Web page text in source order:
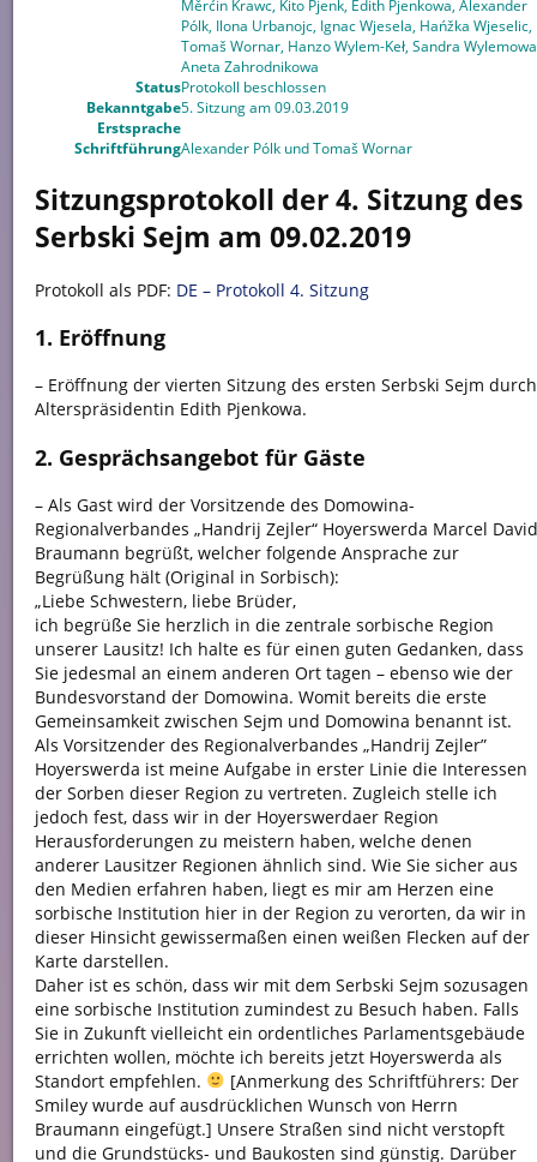
Měrćin Krawc, Kito Pjenk, Edith Pjenkowa, Alexander
Pólk, Ilona Urbanojc, Ignac Wjesela, Hańžka Wjeselic,
Tomaš Wornar, Hanzo Wylem-Keł, Sandra
Aneta Zahrodnikowa
StatusProtokoll beschlossen
Bekanntgabe5. Sitzung am 09.03.2019
Erstsprache
SchriftführungAlexander Pólk und Tomaš Wornar
Sitzungsprotokoll der 4. Sitzung des
Serbski Sejm am 09.02.2019
Protokoll als PDF: DE – Protokoll 4. Sitzung
1. Eröffnung
– Eröffnung der vierten Sitzung des ersten Serbski Sejm durch
Alterspräsidentin Edith Pjenkowa.
2. Gesprächsangebot für Gäste
– Als Gast wird der Vorsitzende des Domowina-
Regionalverbandes „Handrij Zejler“ Hoyerswerda Marcel David
Braumann begrüßt, welcher folgende Ansprache zur
Begrüßung hält (Original in Sorbisch):
„Liebe Schwestern, liebe Brüder,
ich begrüße Sie herzlich in die zentrale sorbische Region
unserer Lausitz! Ich halte es für einen guten Gedanken, dass
Sie jedesmal an einem anderen Ort tagen – ebenso wie der
Bundesvorstand der Domowina. Womit bereits die erste
Gemeinsamkeit zwischen Sejm und Domowina benannt ist.
Als Vorsitzender des Regionalverbandes „Handrij Zejler”
Hoyerswerda ist meine Aufgabe in erster Linie die Interessen
der Sorben dieser Region zu vertreten. Zugleich stelle ich
jedoch fest, dass wir in der Hoyerswerdaer Region
Herausforderungen zu meistern haben, welche denen
anderer Lausitzer Regionen ähnlich sind. Wie Sie sicher aus
den Medien erfahren haben, liegt es mir am Herzen eine
sorbische Institution hier in der Region zu verorten, da wir in
dieser Hinsicht gewissermaßen einen weißen Flecken auf der
Karte darstellen.
Daher ist es schön, dass wir mit dem Serbski Sejm sozusagen
eine sorbische Institution zumindest zu Besuch haben. Falls
Sie in Zukunft vielleicht ein ordentliches Parlamentsgebäude
errichten wollen, möchte ich bereits jetzt Hoyerswerda als
Standort empfehlen.
[Anmerkung des Schriftführers: Der
Smiley wurde auf ausdrücklichen Wunsch von Herrn
Braumann eingefügt.] Unsere Straßen sind nicht verstopft
und die Grundstücks- und Baukosten sind günstig. Darüber